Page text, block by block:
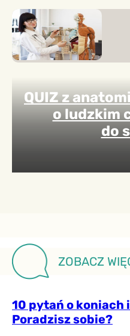
QUIZ z
o ludzkim
do
ZOBACZ
10 pytań o koniach
Poradzisz sobie?